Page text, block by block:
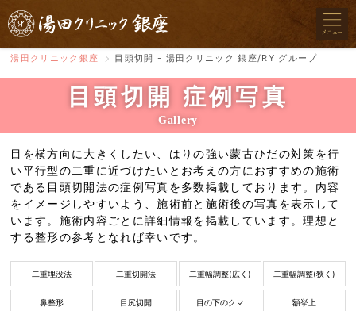
湯田クリニック銀座 目頭切開 - 湯田クリニック 銀座/RY グループ
目頭切開 症例写真
Gallery
目を横方向に大きくしたい、はりの強い蒙古ひだの対策を行
い平行型の二重に近づけたいとお考えの方におすすめの施術
である目頭切開法の症例写真を多数掲載しております。内容
をイメージしやすいよう、施術前と施術後の写真を表示して
います。施術内容ごとに詳細情報を掲載しています。理想と
する整形の参考となれば幸いです。
二重埋没法 二重切開法 二重幅調整(広く) 二重幅調整(狭く)
鼻整形 目尻切開 目の下のクマ 額挙上